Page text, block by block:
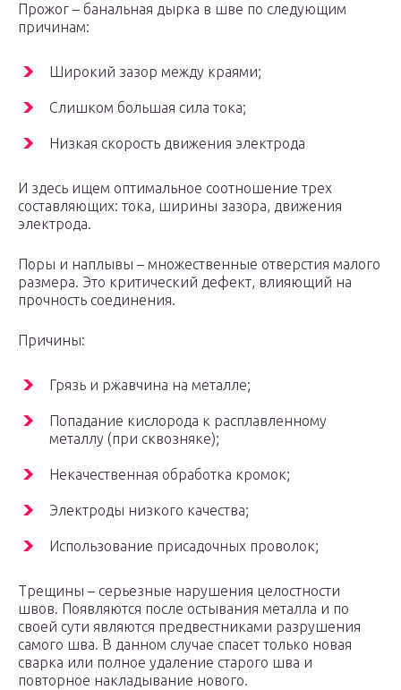
Прожог – банальная дырка в шве по следующим
причинам:
Широкий зазор между краями;
Слишком большая сила тока;
Низкая скорость движения электрода
И здесь ищем оптимальное соотношение трех
составляющих: тока, ширины зазора, движения
электрода.
Поры и наплывы – множественные отверстия малого
размера. Это критический дефект, влияющий на
прочность соединения.
Причины:
Грязь и ржавчина на металле;
Попадание кислорода к расплавленному
металлу (при сквозняке);
Некачественная обработка кромок;
Электроды низкого качества;
Использование присадочных проволок;
Трещины – серьезные нарушения целостности
швов. Появляются после остывания металла и по
своей сути являются предвестниками разрушения
самого шва. В данном случае спасет только новая
сварка или полное удаление старого шва и
повторное накладывание нового.